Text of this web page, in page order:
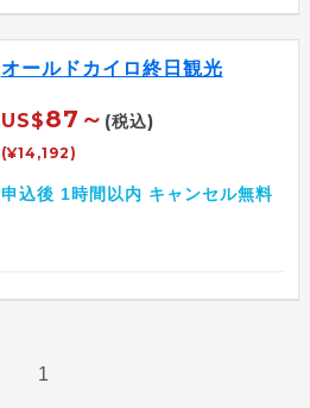
オールドカイロ終日観光
US$87～ (税込)
(¥14,192)
申込後 1時間以内 キャンセル無料
1